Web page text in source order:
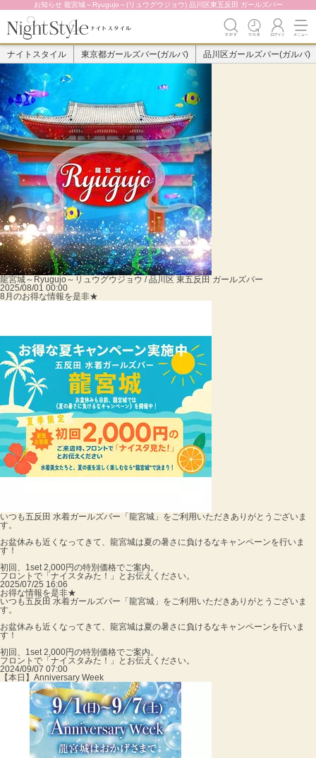
お知らせ 龍宮城～Ryugujo～(リュウグウジョウ) 品川区東五反田 ガールズバー
ナイトスタイル 東京都ガールズバー(ガルバ) 品川区ガールズバー(ガルバ)
龍宮城～Ryugujo～ リュウグウジョウ / 品川区 東五反田 ガールズバー
2025/08/01 00:00
8月のお得な情報を是非★
いつも五反田 水着ガールズバー「龍宮城」をご利用いただきありがとうございま
す。
お盆休みも近くなってきて、龍宮城は夏の暑さに負けるなキャンペーンを行いま
す！
初回、1set 2,000円の特別価格でご案内。
フロントで「ナイスタみた！」とお伝えください。
2025/07/25 16:06
お得な情報を是非★
いつも五反田 水着ガールズバー「龍宮城」をご利用いただきありがとうございま
す。
お盆休みも近くなってきて、龍宮城は夏の暑さに負けるなキャンペーンを行いま
す！
初回、1set 2,000円の特別価格でご案内。
フロントで「ナイスタみた！」とお伝えください。
2024/09/07 07:00
【本日】Anniversary Week